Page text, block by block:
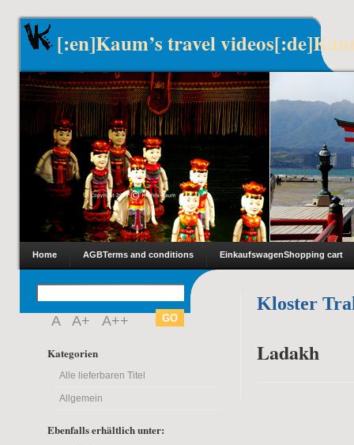
[:en]Kaum’s travel
Home AGBTerms and conditions EinkaufswagenShopping cart
A A+ A++
Kategorien
Alle lieferbaren Titel
Allgemein
Ebenfalls erhältlich unter:
Kloster
Ladakh